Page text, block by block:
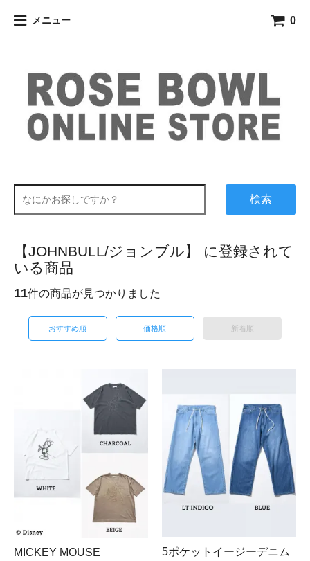
メニュー 0
検索
【JOHNBULL/ジョンブル】 に登録されて
いる商品
11件の商品が見つかりました
おすすめ順 価格順 新着順
MICKEY MOUSE
5ポケットイージーデニム